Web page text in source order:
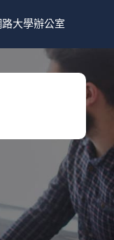
大學辦公室